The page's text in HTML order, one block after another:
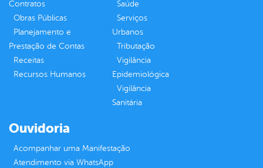
Contratos
Obras Públicas
Planejamento e
Prestação de Contas
Receitas
Recursos Humanos
Saúde
Serviços
Urbanos
Tributação
Vigilância
Epidemiológica
Vigilância
Sanitária
Ouvidoria
Acompanhar uma Manifestação
Atendimento via WhatsApp